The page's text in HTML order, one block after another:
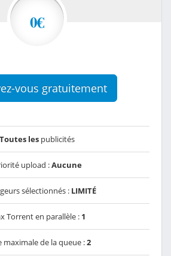
0€
vous gratuitement
Toutes les publicités
upload :Aucune
sélectionnés : LIMITÉ
Torrent en parallèle : 1
maximale de la queue :2